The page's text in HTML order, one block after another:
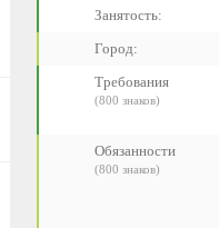
Занятость:
Город:
Требования
(800 знаков)
Обязанности
(800 знаков)